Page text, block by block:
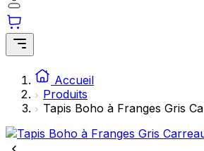
Accueil
Produits
Tapis Boho à Franges Gris
comme votre langue préférée ou la région
trouvez.
Statistiques
Les cookies statistiques aident les propriétaires
comprendre comment les visiteurs interagissent
collectant et en rapportant des informations
Marketing